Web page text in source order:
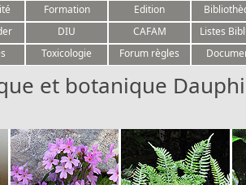
Aller au contenu
Formation Edition
DIU CAFAM Listes
Toxicologie Forum règles
et botanique